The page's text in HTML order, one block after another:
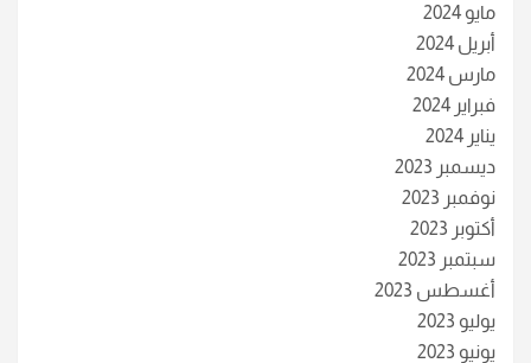
مايو 2024
أبريل 2024
مارس 2024
فبراير 2024
يناير 2024
ديسمبر 2023
نوفمبر 2023
أكتوبر 2023
سبتمبر 2023
أغسطس 2023
يوليو 2023
يونيو 2023